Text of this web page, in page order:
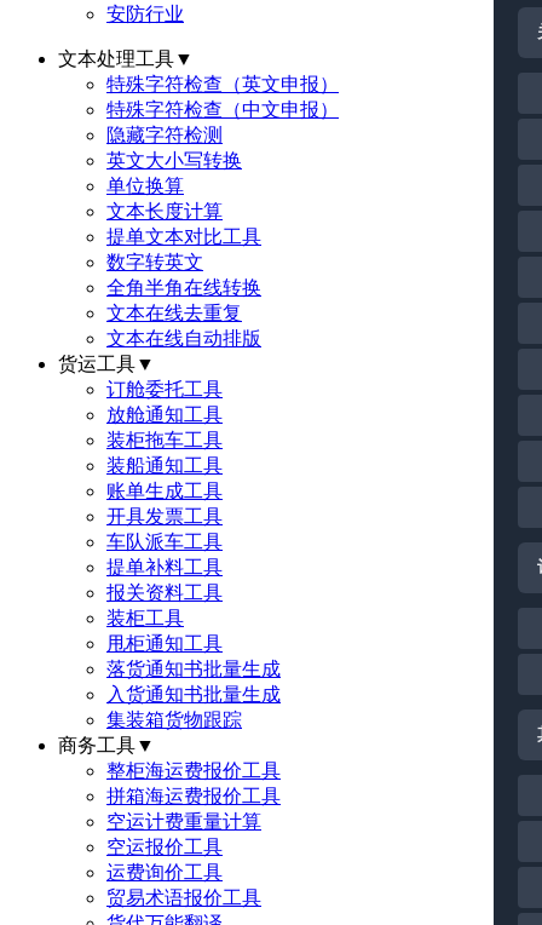
安防行业
文本处理工具▼
特殊字符检查（英文申报）
特殊字符检查（中文申报）
隐藏字符检测
英文大小写转换
单位换算
文本长度计算
提单文本对比工具
数字转英文
全角半角在线转换
文本在线去重复
文本在线自动排版
货运工具▼
订舱委托工具
放舱通知工具
装柜拖车工具
装船通知工具
账单生成工具
开具发票工具
车队派车工具
提单补料工具
报关资料工具
装柜工具
甩柜通知工具
落货通知书批量生成
入货通知书批量生成
集装箱货物跟踪
商务工具▼
整柜海运费报价工具
拼箱海运费报价工具
空运计费重量计算
空运报价工具
运费询价工具
贸易术语报价工具